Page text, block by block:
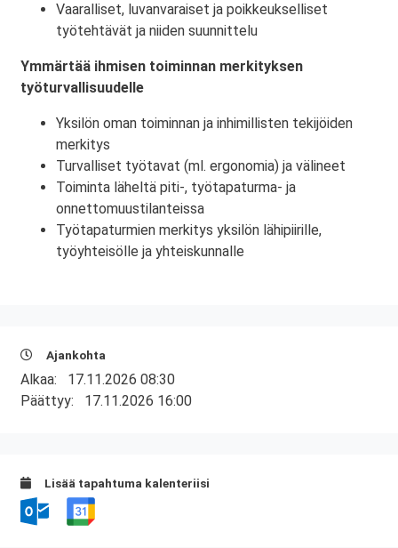
Vaaralliset, luvanvaraiset ja poikkeukselliset
työtehtävät ja niiden suunnittelu
Ymmärtää ihmisen toiminnan merkityksen
työturvallisuudelle
Yksilön oman toiminnan ja inhimillisten tekijöiden
merkitys
Turvalliset työtavat (ml. ergonomia) ja välineet
Toiminta läheltä piti-, työtapaturma- ja
onnettomuustilanteissa
Työtapaturmien merkitys yksilön lähipiirille,
työyhteisölle ja yhteiskunnalle
Ajankohta
Alkaa: 17.11.2026 08:30
Päättyy: 17.11.2026 16:00
Lisää tapahtuma kalenteriisi